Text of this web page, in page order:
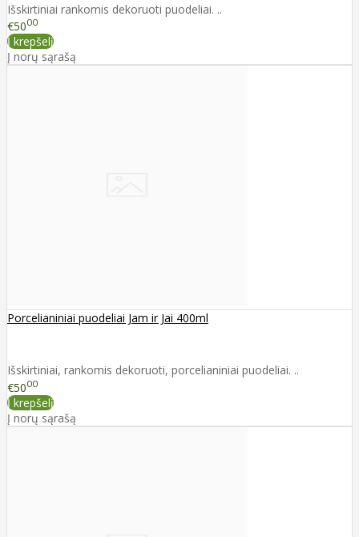
Išskirtiniai rankomis dekoruoti puodeliai. ..
€5000
Į krepšelį
Į norų sąrašą
Porcelianiniai puodeliai Jam ir Jai 400ml
Išskirtiniai, rankomis dekoruoti, porcelianiniai puodeliai. ..
€5000
Į krepšelį
Į norų sąrašą